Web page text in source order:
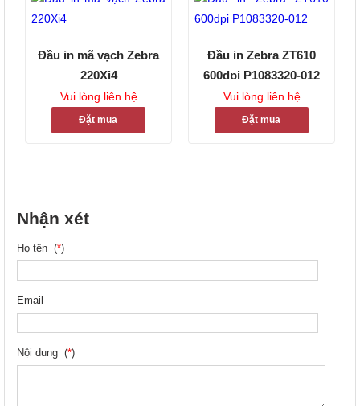
Đầu in mã vạch Zebra
220Xi4
Vui lòng liên hệ
Đặt mua
Đầu in Zebra ZT610
600dpi P1083320-012
Vui lòng liên hệ
Đặt mua
Nhận xét
Họ tên (*)
Email
Nội dung (*)